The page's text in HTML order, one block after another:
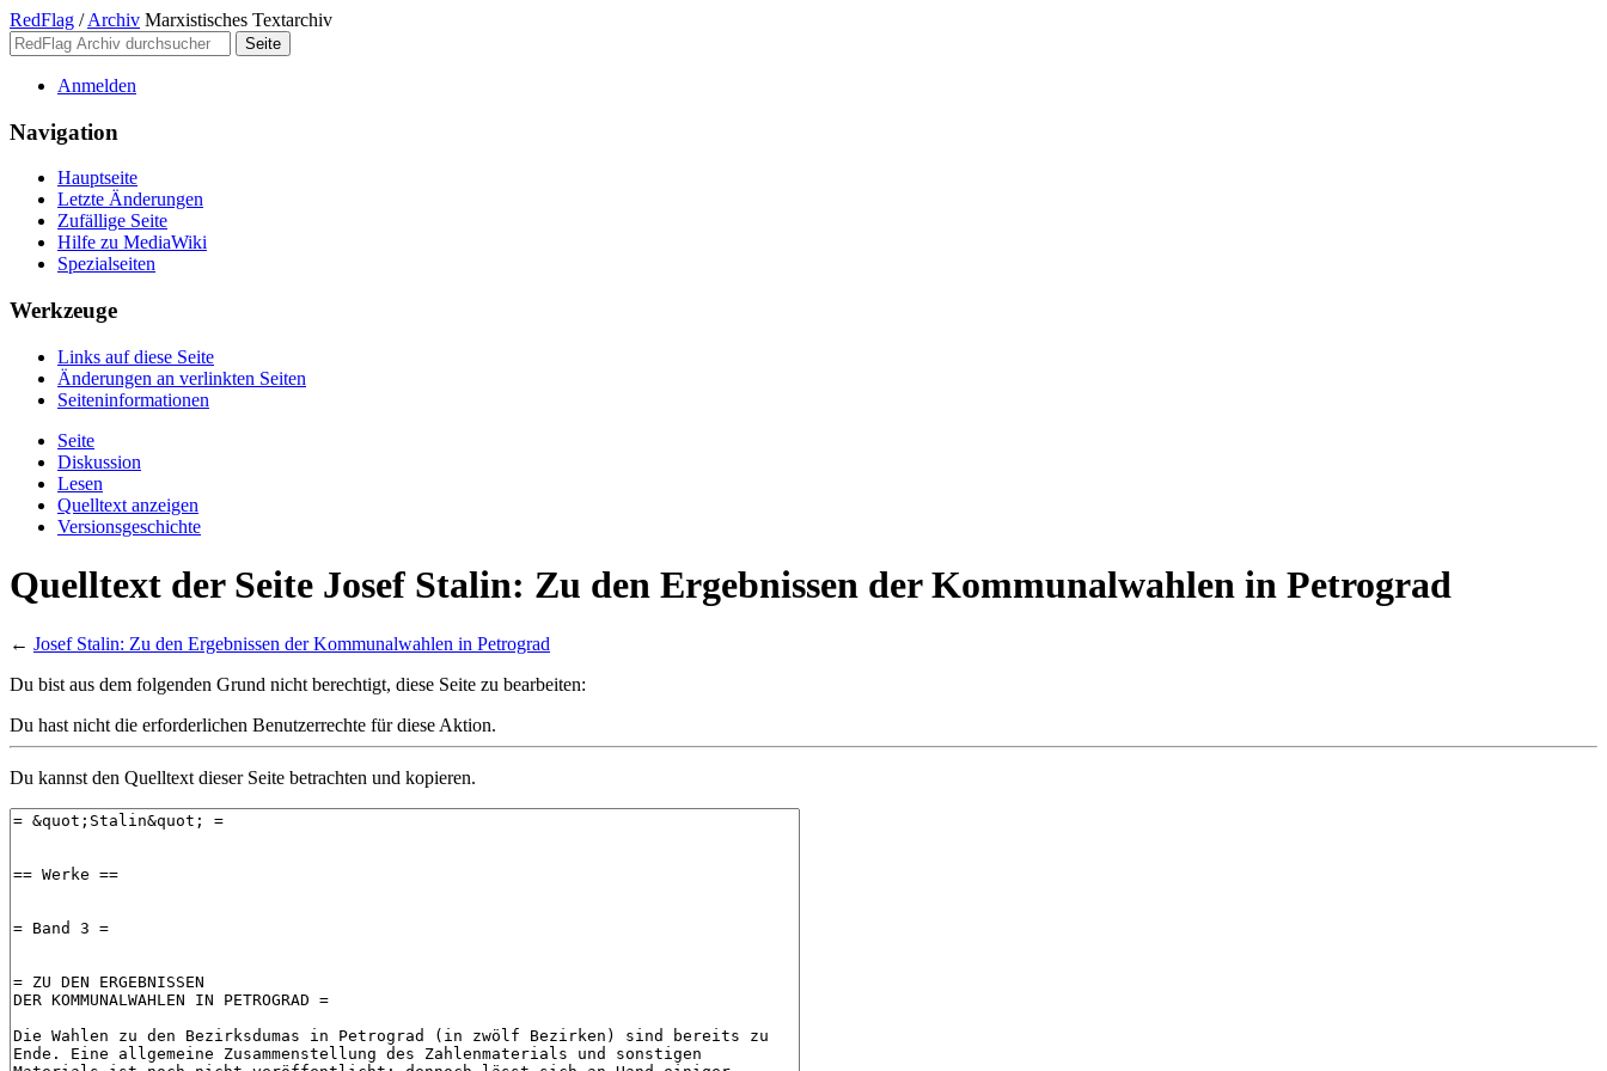
RedFlag / Archiv Marxistisches Textarchiv
Anmelden
Navigation
Hauptseite
Letzte Änderungen
Zufällige Seite
Hilfe zu MediaWiki
Spezialseiten
Werkzeuge
Links auf diese Seite
Änderungen an verlinkten Seiten
Seiten­­informationen
Seite
Diskussion
Lesen
Quelltext anzeigen
Versionsgeschichte
Quelltext der Seite Josef Stalin: Zu den Ergebnissen der Kommunalwahlen in Petrograd
← Josef Stalin: Zu den Ergebnissen der Kommunalwahlen in Petrograd
Du bist aus dem folgenden Grund nicht berechtigt, diese Seite zu bearbeiten:
Du hast nicht die erforderlichen Benutzerrechte für diese Aktion.
Du kannst den Quelltext dieser Seite betrachten und kopieren.